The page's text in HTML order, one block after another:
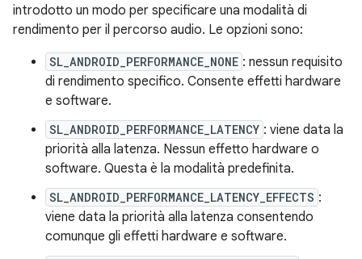
introdotto un modo per specificare una modalità di
rendimento per il percorso audio. Le opzioni sono:
SL_ANDROID_PERFORMANCE_NONE : nessun requisito
di rendimento specifico. Consente effetti hardware
e software.
SL_ANDROID_PERFORMANCE_LATENCY : viene data la
priorità alla latenza. Nessun effetto hardware o
software. Questa è la modalità predefinita.
SL_ANDROID_PERFORMANCE_LATENCY_EFFECTS :
viene data la priorità alla latenza consentendo
comunque gli effetti hardware e software.